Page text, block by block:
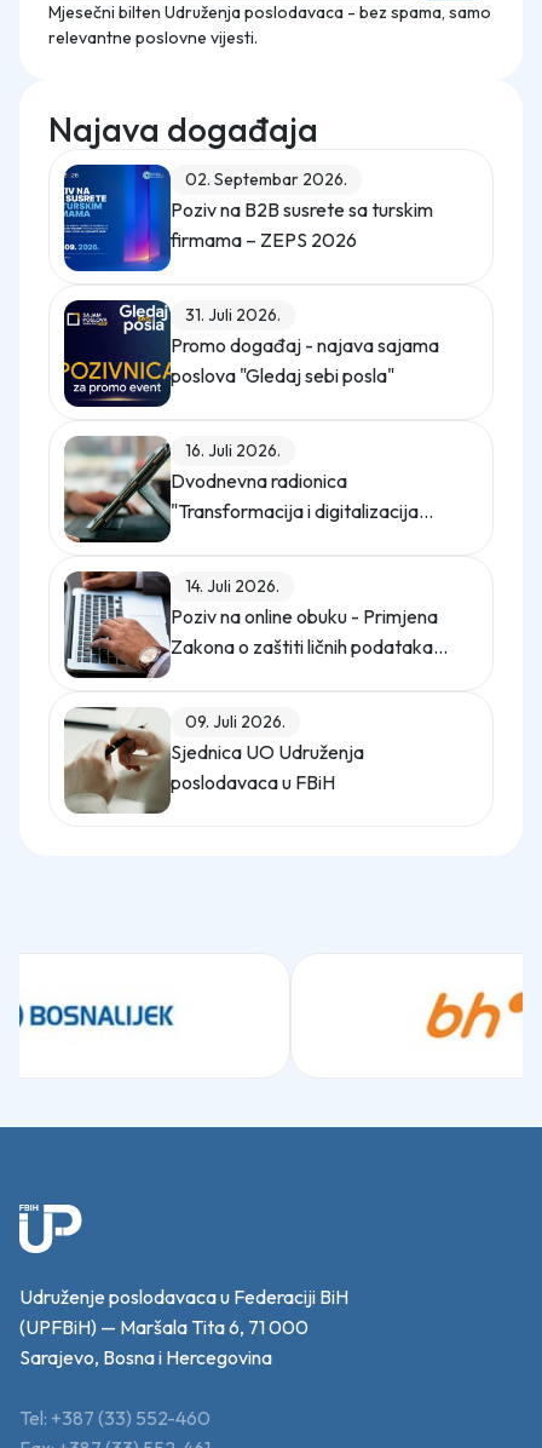
Mjesečni bilten Udruženja poslodavaca - bez spama, samo
relevantne poslovne vijesti.
Najava događaja
02. Septembar 2026.
Poziv na B2B susrete sa turskim
firmama – ZEPS 2026
31. Juli 2026.
Promo događaj - najava sajama
poslova "Gledaj sebi posla"
16. Juli 2026.
Dvodnevna radionica
"Transformacija i digitalizacija
14. Juli 2026.
Poziv na online obuku - Primjena
Zakona o zaštiti ličnih podataka
09. Juli 2026.
Sjednica UO Udruženja
poslodavaca u FBiH
Udruženje poslodavaca u Federaciji BiH
(UPFBiH) — Maršala Tita 6, 71 000
Sarajevo, Bosna i Hercegovina
Tel: +387 (33) 552-460